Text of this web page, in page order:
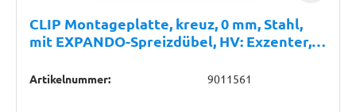
CLIP Montageplatte, kreuz, 0 mm, Stahl,
mit EXPANDO-Spreizdübel, HV: Exzenter,
Artikelnummer: 9011561